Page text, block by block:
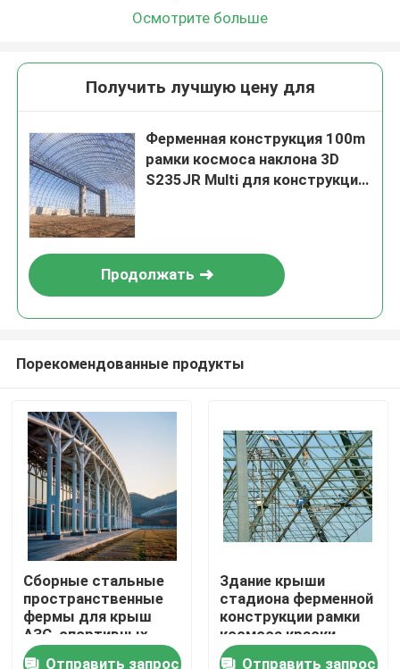
Дом
Продукты
О нас
Осмотрите больше
Получить лучшую цену для
Ферменная конструкция 100m
рамки космоса наклона 3D
S235JR Multi для конструкции
Продолжать
Порекомендованные продукты
Сборные стальные
пространственные
фермы для крыш
АЗС, спортивных
площадок. Сварка в
Отправить запрос
Здание крыши
стадиона ферменной
конструкции рамки
космоса краски
взрывать песка
Отправить запрос